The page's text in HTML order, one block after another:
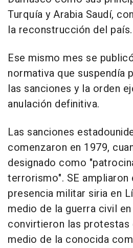
Turquía y Arabia Saudí,
la reconstrucción del país.
Ese mismo mes se
normativa que suspendía
las sanciones y la orden
anulación definitiva.
Las sanciones
comenzaron en 1979,
designado como
terrorismo". SE ampliaron
presencia militar siria en
medio de la guerra civil
convirtieron las protestas
medio de la conocida